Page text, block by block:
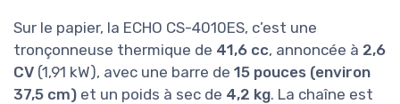
Sur le papier, la ECHO CS-4010ES, c’est une
tronçonneuse thermique de 41,6 cc, annoncée à 2,6
CV (1,91 kW), avec une barre de 15 pouces (environ
37,5 cm) et un poids à sec de 4,2 kg. La chaîne est